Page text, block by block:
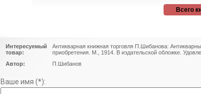
Всего
Интересуемый
товар:
Антикварная книжная торговля П.Шибанова:
приобретения. М., 1914. В издательской обложке.
Автор:
П.Шибанов
Ваше имя (*):